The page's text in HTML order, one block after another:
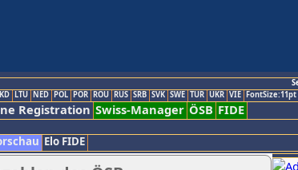
LTU NED POL POR ROU RUS SRB SVK SWE TUR UKR VIE FontSize:11pt
Registration Swiss-Manager ÖSB FIDE
Elo FIDE